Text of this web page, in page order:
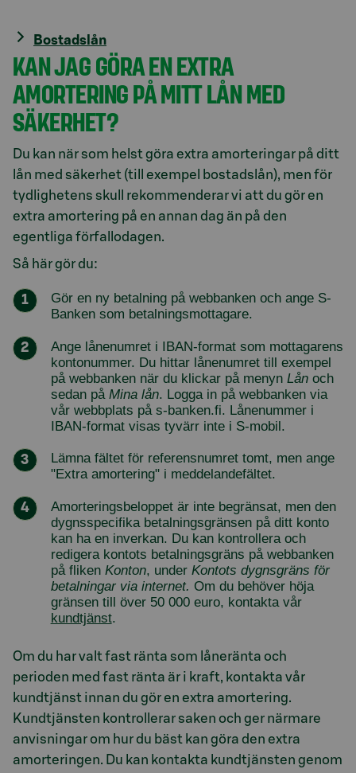
Bostadslån
KAN JAG GÖRA EN EXTRA
AMORTERING PÅ MITT LÅN MED
SÄKERHET?
Du kan när som helst göra extra amorteringar på ditt
lån med säkerhet (till exempel bostadslån), men för
tydlighetens skull rekommenderar vi att du gör en
extra amortering på en annan dag än på den
egentliga förfallodagen.
Så här gör du:
Gör en ny betalning på webbanken och ange S-
Banken som betalningsmottagare.
Ange lånenumret i IBAN-format som mottagarens
kontonummer. Du hittar lånenumret till exempel
på webbanken när du klickar på menyn Lånoch
sedan på Mina lån. Logga in på webbanken via
vår webbplats på s-banken.fi. Lånenummer i
IBAN-format visas tyvärr inte i S-mobil.
Lämna fältet för referensnumret tomt, men ange
"Extra amortering" i meddelandefältet.
Amorteringsbeloppet är inte begränsat, men den
dygnsspecifika betalningsgränsen på ditt konto
kan ha en inverkan. Du kan kontrollera och
redigera kontots betalningsgräns på webbanken
på fliken Konton, under Kontots dygnsgräns för
betalningar via internet. Om du behöver höja
gränsen till över 50 000 euro, kontakta vår
kundtjänst.
Om du har valt fast ränta som låneränta och
perioden med fast ränta är i kraft, kontakta vår
kundtjänst innan du gör en extra amortering.
Kundtjänsten kontrollerar saken och ger närmare
anvisningar om hur du bäst kan göra den extra
amorteringen. Du kan kontakta kundtjänsten genom